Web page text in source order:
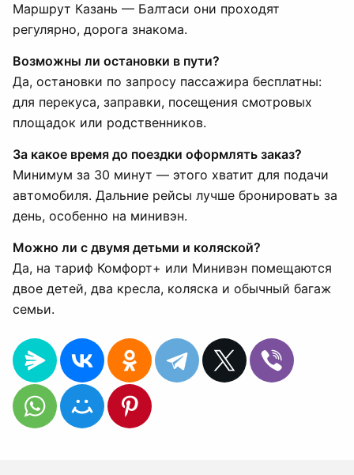
Маршрут Казань — Балтаси они проходят
регулярно, дорога знакома.
Возможны ли остановки в пути?
Да, остановки по запросу пассажира бесплатны:
для перекуса, заправки, посещения смотровых
площадок или родственников.
За какое время до поездки оформлять заказ?
Минимум за 30 минут — этого хватит для подачи
автомобиля. Дальние рейсы лучше бронировать за
день, особенно на минивэн.
Можно ли с двумя детьми и коляской?
Да, на тариф Комфорт+ или Минивэн помещаются
двое детей, два кресла, коляска и обычный багаж
семьи.